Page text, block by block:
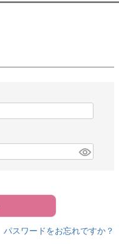
パスワードをお忘れですか？